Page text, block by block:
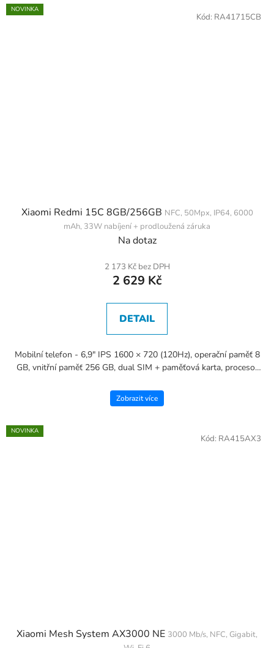
NOVINKA
Xiaomi Redmi 15C 8GB/256GB NFC, 50Mpx, IP64, 6000
mAh, 33W nabíjení + prodloužená záruka
Na dotaz
2 173 Kč bez DPH
2 629 Kč
DETAIL
Mobilní telefon - 6,9" IPS 1600 × 720 (120Hz), operační paměť 8
GB, vnitřní paměť 256 GB, dual SIM + paměťová karta, procesor
Zobrazit více
Kód: RA41715CB
NOVINKA
Xiaomi Mesh System AX3000 NE 3000 Mb/s, NFC, Gigabit,
Kód: RA415AX3